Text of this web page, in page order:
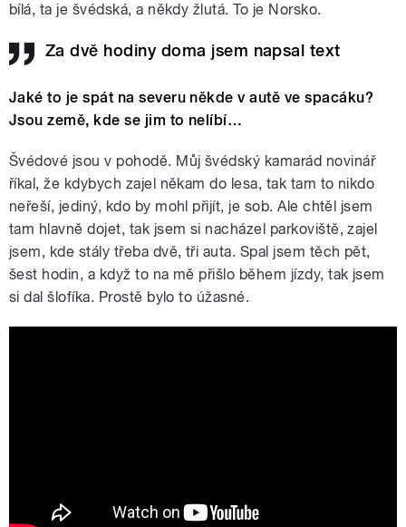
bílá, ta je švédská, a někdy žlutá. To je Norsko.
Za dvě hodiny doma jsem napsal text
Jaké to je spát na severu někde v autě ve spacáku?
Jsou země, kde se jim to nelíbí…
Švédové jsou v pohodě. Můj švédský kamarád novinář
říkal, že kdybych zajel někam do lesa, tak tam to nikdo
neřeší, jediný, kdo by mohl přijít, je sob. Ale chtěl jsem
tam hlavně dojet, tak jsem si nacházel parkoviště, zajel
jsem, kde stály třeba dvě, tři auta. Spal jsem těch pět,
šest hodin, a když to na mě přišlo během jízdy, tak jsem
si dal šlofíka. Prostě bylo to úžasné.